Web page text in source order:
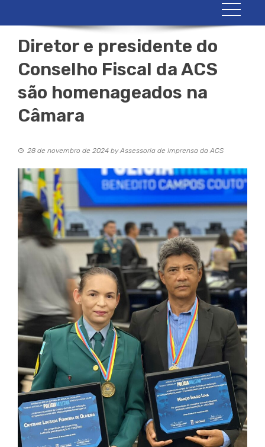
Diretor e presidente do
Conselho Fiscal da ACS
são homenageados na
Câmara
28 de novembro de 2024 byAssessoria de Imprensa da ACS